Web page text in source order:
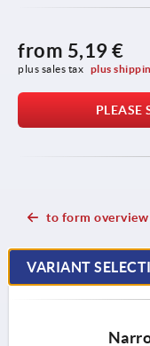
from 5,19 €
plus sales tax plus
PLEASE
to form overview
VARIANT